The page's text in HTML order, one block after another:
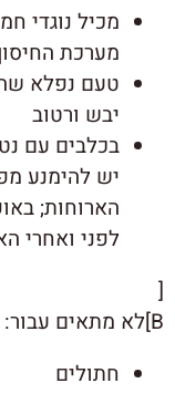
מכיל נוגדי
מערכת
טעם נפלא
יבש ורטוב
בכלבים עם
יש להימנע
הארוחות;
לפני ואחרי
[
B]לא מתאים עבור:
חתולים